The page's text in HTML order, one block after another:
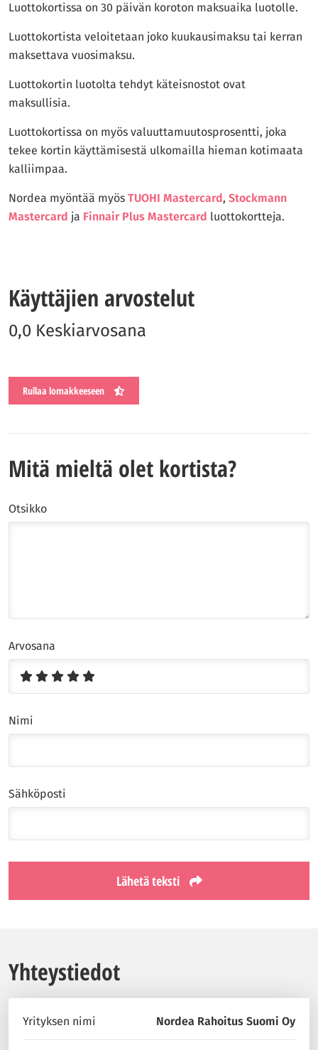
Luottokortissa on 30 päivän koroton maksuaika luotolle.
Luottokortista veloitetaan joko kuukausimaksu tai kerran
maksettava vuosimaksu.
Luottokortin luotolta tehdyt käteisnostot ovat
maksullisia.
Luottokortissa on myös valuuttamuutosprosentti, joka
tekee kortin käyttämisestä ulkomailla hieman kotimaata
kalliimpaa.
Nordea myöntää myös TUOHI Mastercard , Stockmann
Mastercard ja Finnair Plus Mastercard luottokortteja.
Käyttäjien arvostelut
0,0 Keskiarvosana
Rullaa lomakkeeseen
Mitä mieltä olet kortista?
Otsikko
Arvosana
Nimi
Sähköposti
Lähetä teksti
Yhteystiedot
Yrityksen nimi Nordea Rahoitus Suomi Oy